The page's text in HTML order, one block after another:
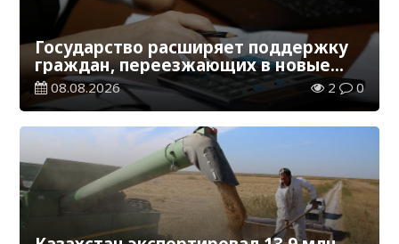
Государство расширяет поддержку
граждан, переезжающих в новые
регионы для работы
08.08.2026 2 0